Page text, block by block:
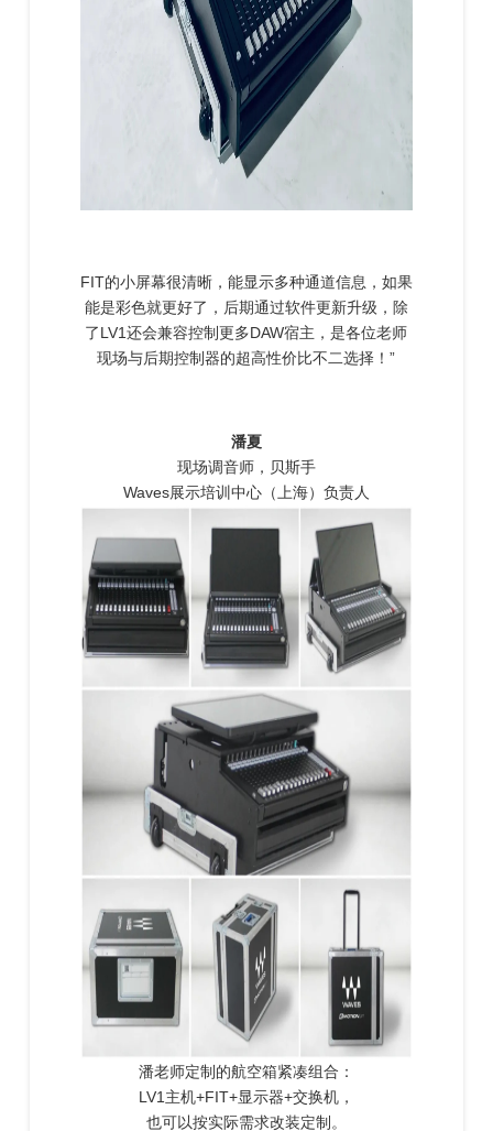
FIT的小屏幕很清晰，能显示多种通道信息，如果
能是彩色就更好了，后期通过软件更新升级，除
了LV1还会兼容控制更多DAW宿主，是各位老师
现场与后期控制器的超高性价比不二选择！”
潘夏
现场调音师，贝斯手
Waves展示培训中心（上海）负责人
潘老师定制的航空箱紧凑组合：
LV1主机+FIT+显示器+交换机，
也可以按实际需求改装定制。